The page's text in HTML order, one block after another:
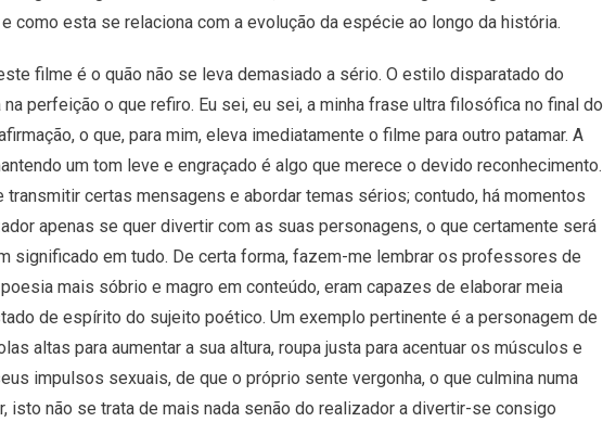
Não
Fingir
É
O
Primeiro
Bom
Com
Que
Nos
Deparamos
como esta se relaciona com a evolução da espécie ao longo da história.
filme é o quão não se leva demasiado a sério. O estilo disparatado do
perfeição o que refiro. Eu sei, eu sei, a minha frase ultra filosófica no final do
o que, para mim, eleva imediatamente o filme para outro patamar. A
um tom leve e engraçado é algo que merece o devido reconhecimento.
certas mensagens e abordar temas sérios; contudo, há momentos
apenas se quer divertir com as suas personagens, o que certamente será
significado em tudo. De certa forma, fazem-me lembrar os professores de
mais sóbrio e magro em conteúdo, eram capazes de elaborar meia
de espírito do sujeito poético. Um exemplo pertinente é a personagem de
altas para aumentar a sua altura, roupa justa para acentuar os músculos e
impulsos sexuais, de que o próprio sente vergonha, o que culmina numa
isto não se trata de mais nada senão do realizador a divertir-se consigo